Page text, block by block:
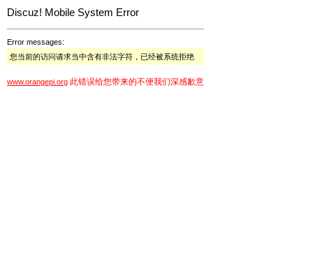
Discuz! Mobile System Error
Error messages:
您当前的访问请求当中含有非法字符，已经被系统拒绝
www.orangepi.org 此错误给您带来的不便我们深感歉意